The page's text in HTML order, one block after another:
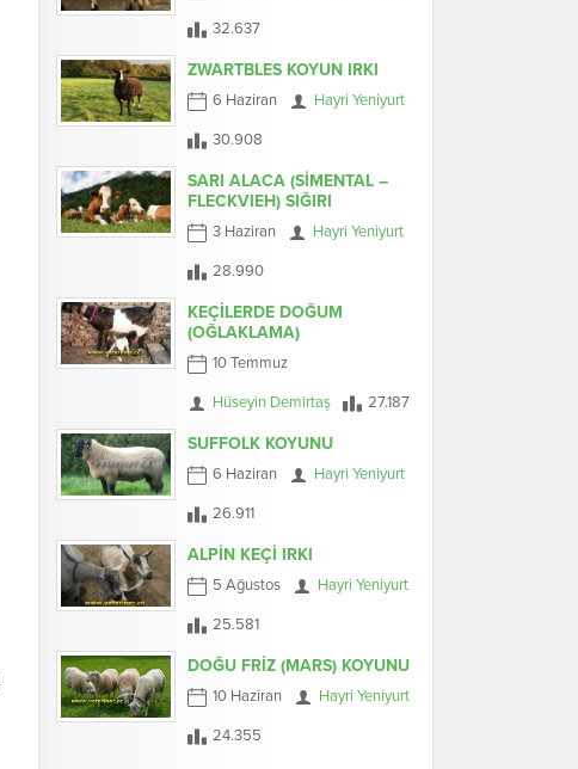
32.637
ZWARTBLES KOYUN IRKI
6 Haziran Hayri Yeniyurt
30.908
SARI ALACA (SİMENTAL –
FLECKVIEH) SIĞIRI
3 Haziran Hayri Yeniyurt
28.990
KEÇİLERDE DOĞUM
(OĞLAKLAMA)
10 Temmuz
Hüseyin Demirtaş 27.187
SUFFOLK KOYUNU
6 Haziran Hayri Yeniyurt
26.911
ALPİN KEÇİ IRKI
5 Ağustos Hayri Yeniyurt
25.581
DOĞU FRİZ (MARS) KOYUNU
10 Haziran Hayri Yeniyurt
24.355